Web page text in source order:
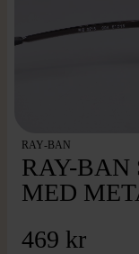
RAY-BAN
RAY-BAN
MED
469 kr